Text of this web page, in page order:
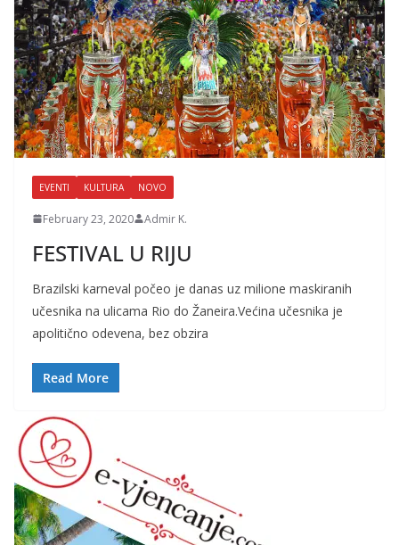
EVENTI KULTURA NOVO
February 23, 2020 Admir K.
FESTIVAL U RIJU
Brazilski karneval počeo je danas uz milione maskiranih
učesnika na ulicama Rio do Žaneira.Većina učesnika je
apolitično odevena, bez obzira
Read More